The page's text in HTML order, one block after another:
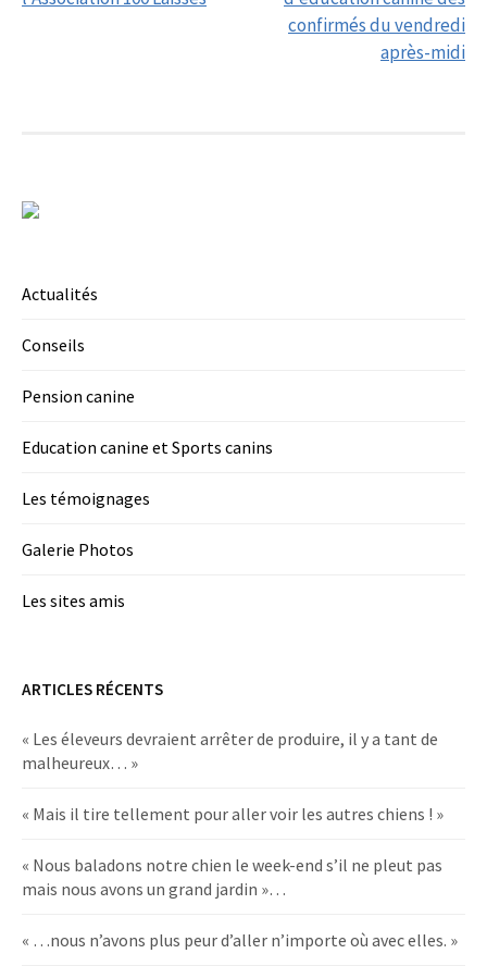
confirmés du vendredi
après-midi
Actualités
Conseils
Pension canine
Education canine et Sports canins
Les témoignages
Galerie Photos
Les sites amis
ARTICLES RÉCENTS
« Les éleveurs devraient arrêter de produire, il y a tant de
malheureux… »
« Mais il tire tellement pour aller voir les autres chiens ! »
« Nous baladons notre chien le week-end s’il ne pleut pas
mais nous avons un grand jardin »…
« …nous n’avons plus peur d’aller n’importe où avec elles. »